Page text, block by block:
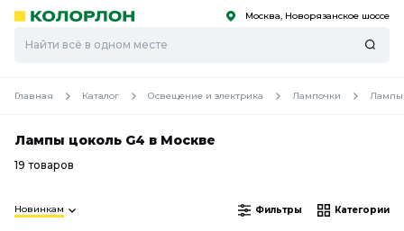
Скоро
Скоро Москва, Новорязанское шоссе
Главная Каталог Освещение и электрика Лампочки Лампы
Лампы цоколь G4 в Москве
19 товаров
Новинкам Фильтры Категории